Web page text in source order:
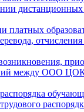
дистанционных
платных
между ООО